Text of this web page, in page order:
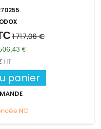
1 717,06 €
€
HT
panier
NC